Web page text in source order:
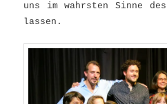
uns im wahrsten Sinne
lassen.